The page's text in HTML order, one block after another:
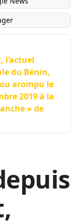
l’actuel
du Bénin,
arompu le
2019 à la
» de